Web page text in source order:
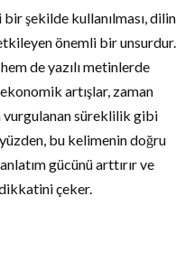
şekilde kullanılması, dilin
önemli bir unsurdur.
de yazılı metinlerde
artışlar, zaman
vurgulanan süreklilik gibi
bu kelimenin doğru
gücünü arttırır ve
çeker.